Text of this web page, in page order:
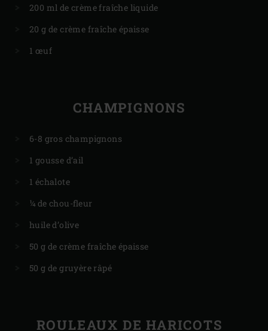
200 ml de crème fraîche liquide
20 g de crème fraîche épaisse
1 œuf
CHAMPIGNONS
6-8 gros champignons
1 gousse d’ail
1 échalote
¼ de chou-fleur
huile d’olive
50 g de crème fraîche épaisse
50 g de gruyère râpé
ROULEAUX DE HARICOTS